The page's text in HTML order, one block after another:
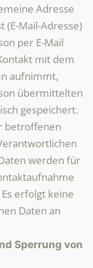
Adresse
(E-Mail-Adresse)
per E-Mail
mit dem
aufnimmt,
übermittelten
gespeichert.
betroffenen
werden für
erfolgt keine
Daten an
Sperrung von